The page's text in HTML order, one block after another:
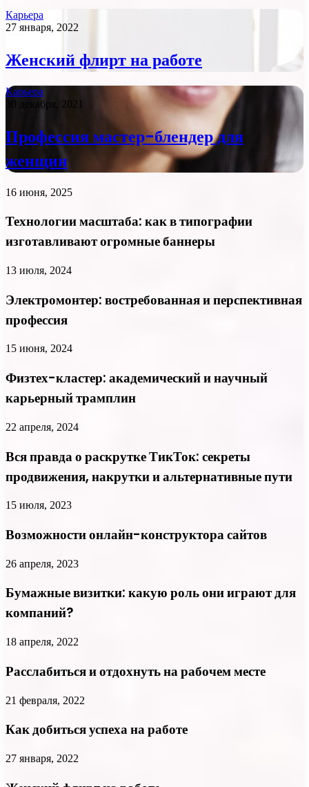
Карьера
27 января, 2022
Женский флирт на работе
Карьера
30 декабря, 2021
Профессия мастер-блендер для
женщин
16 июня, 2025
Технологии масштаба: как в типографии
изготавливают огромные баннеры
13 июля, 2024
Электромонтер: востребованная и перспективная
профессия
15 июня, 2024
Физтех-кластер: академический и научный
карьерный трамплин
22 апреля, 2024
Вся правда о раскрутке ТикТок: секреты
продвижения, накрутки и альтернативные пути
15 июля, 2023
Возможности онлайн-конструктора сайтов
26 апреля, 2023
Бумажные визитки: какую роль они играют для
компаний?
18 апреля, 2022
Расслабиться и отдохнуть на рабочем месте
21 февраля, 2022
Как добиться успеха на работе
27 января, 2022